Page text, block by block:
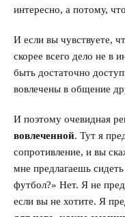
интересно, а потому,
И если вы чувствуете,
скорее всего дело не в
быть достаточно
вовлечены в общение
И поэтому очевидная
вовлеченной. Тут я
сопротивление, и вы
мне предлагаешь
футбол?» Нет. Я не
если вы не хотите. Я